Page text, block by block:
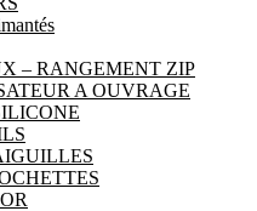
– RANGEMENT ZIP
A OUVRAGE